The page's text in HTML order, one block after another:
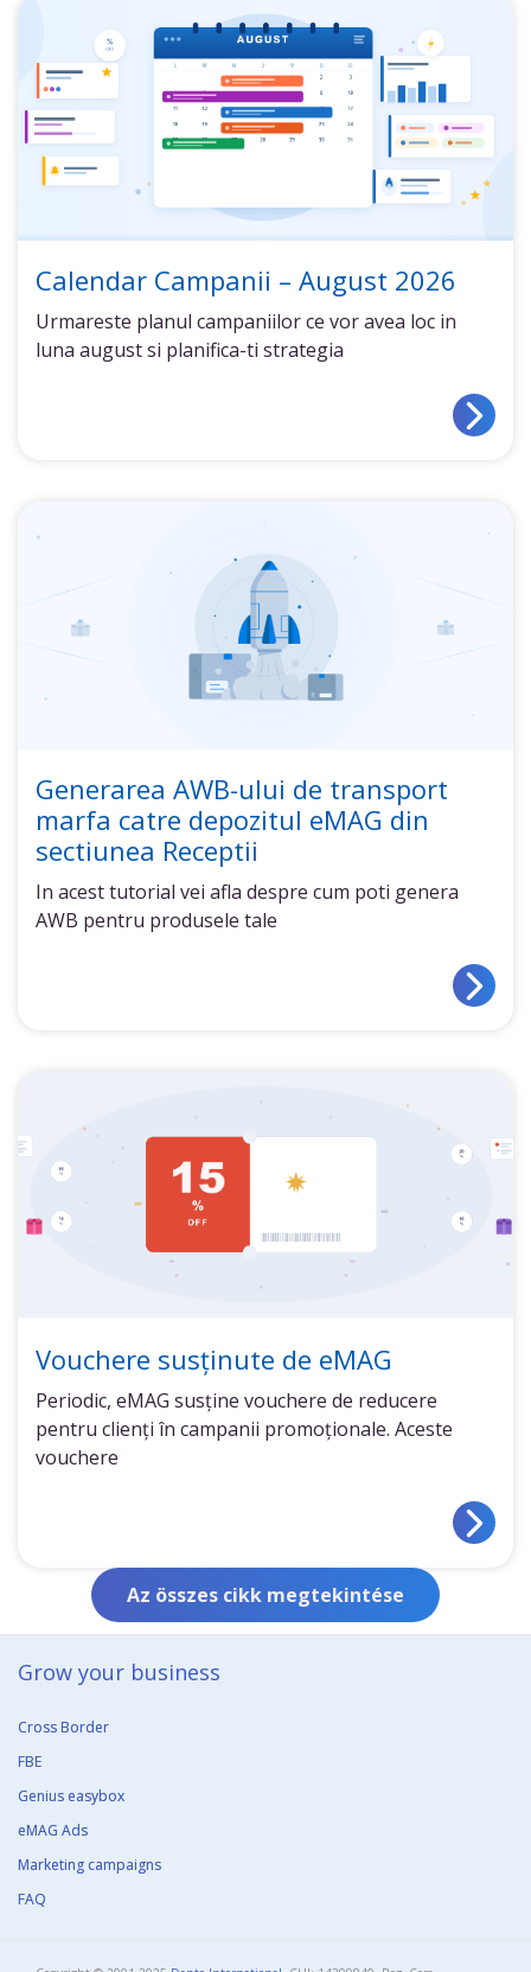
Calendar Campanii – August 2026
Urmareste planul campaniilor ce vor avea loc in
luna august si planifica-ti strategia
Generarea AWB-ului de transport
marfa catre depozitul eMAG din
sectiunea Receptii
In acest tutorial vei afla despre cum poti genera
AWB pentru produsele tale
Vouchere susținute de eMAG
Periodic, eMAG susține vouchere de reducere
pentru clienți în campanii promoționale. Aceste
vouchere
Az összes cikk megtekintése
Grow your business​
Cross Border
FBE
Genius easybox
eMAG Ads
Marketing campaigns
FAQ